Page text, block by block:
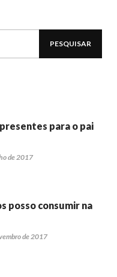
para o pai
de 2017
posso consumir na
de 2017